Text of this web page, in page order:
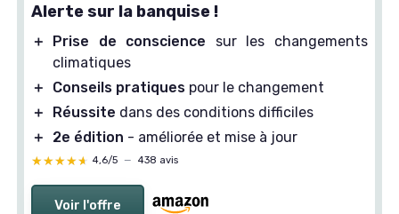
Alerte sur la banquise !
＋ Prise de conscience sur les changements
climatiques
＋
Conseils pratiques pour le changement
＋
Réussite dans des conditions difficiles
＋
2e édition - améliorée et mise à jour
★★★★★
★★★★★ 4,6/5 — 438 avis
Voir l'offre